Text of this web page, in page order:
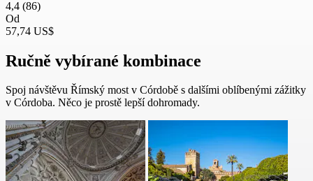
4,4 (86)
Od
57,74 US$
Ručně vybírané kombinace
Spoj návštěvu Římský most v Córdobě s dalšími oblíbenými zážitky
v Córdoba. Něco je prostě lepší dohromady.